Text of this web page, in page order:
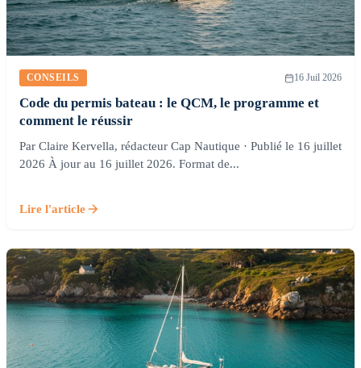
CONSEILS 16 Juil 2026
Code du permis bateau : le QCM, le programme et
comment le réussir
Par Claire Kervella, rédacteur Cap Nautique · Publié le 16 juillet
2026 À jour au 16 juillet 2026. Format de...
Lire l'article